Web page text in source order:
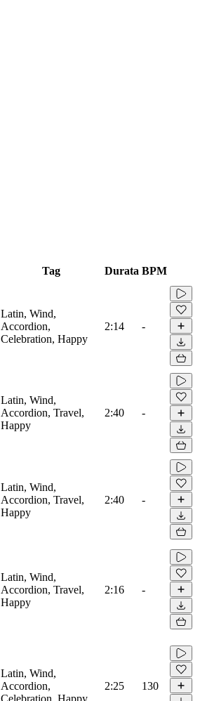
Tag Durata BPM
Latin, Wind,
Accordion,
Celebration, Happy
2:14 -
Latin, Wind,
Accordion, Travel,
Happy
2:40 -
Latin, Wind,
Accordion, Travel,
Happy
2:40 -
Latin, Wind,
Accordion, Travel,
Happy
2:16 -
Latin, Wind,
Accordion,
Celebration, Happy
2:25 130